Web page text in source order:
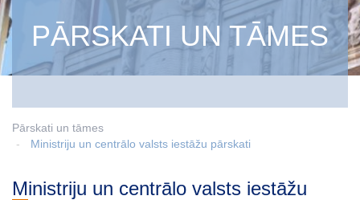
PĀRSKATI UN TĀMES
Pārskati un tāmes
Ministriju un centrālo valsts iestāžu pārskati
Ministriju un centrālo valsts iestāžu